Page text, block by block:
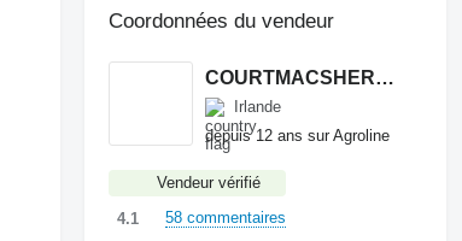
Coordonnées du vendeur
COURTMACSHERRY MACHINERY LTD
Irlande
depuis 12 ans sur Agroline
Vendeur vérifié
4.1
58 commentaires